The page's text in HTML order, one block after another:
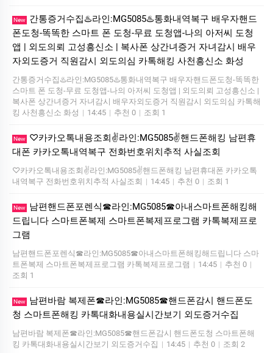
New
간통증거수집♨️라인:MG5085♨️통화내역복구 배우자핸드
폰도청-똑똑한 스마트 폰 도청-무료 도청앱-나의 아저씨 도청
앱 | 외도의뢰 고성흥신소 | 복사폰 상간녀증거 자녀감시 배우
자외도증거 직원감시 외도의심 카톡해킹 사천흥신소 화성
간통증거수집♨️라인:MG5085♨️통화내역복구 배우자핸드폰도청-똑똑한
스마트 폰 도청-무료 도청앱-나의 아저씨 도청앱 | 외도의뢰 고성흥신소 |
복사폰 상간녀증거 자녀감시 배우자외도증거 직원감시 외도의심 카톡해
킹 사천흥신소 화성 | 14:45 | 추천 0 | 조회 1
New
♡카카오톡내용조회✌️라인:MG5085✌️핸드폰해킹 남편휴
대폰 카카오톡내역복구 전화번호위치추적 사실조회
♡카카오톡내용조회✌️라인:MG5085✌️핸드폰해킹 남편휴대폰 카카오톡
내역복구 전화번호위치추적 사실조회 | 14:45 | 추천 0 | 조회 1
New
남편핸드폰포렌식☎라인:MG5085☎아내스마트폰해킹해
드립니다 스마트폰복제 스마트폰복제프로그램 카톡복제프로
그램
남편핸드폰포렌식☎라인:MG5085☎아내스마트폰해킹해드립니다 스마
트폰복제 스마트폰복제프로그램 카톡복제프로그램 | 14:45 | 추천 0 |
조회 1
New
남편바람 복제폰☎라인:MG5085☎핸드폰감시 핸드폰도
청 스마트폰해킹 카톡대화내용실시간보기 외도증거수집
남편바람 복제폰☎라인:MG5085☎핸드폰감시 핸드폰도청 스마트폰해
킹 카톡대화내용실시간보기 외도증거수집 | 14:45 | 추천 0 | 조회 2